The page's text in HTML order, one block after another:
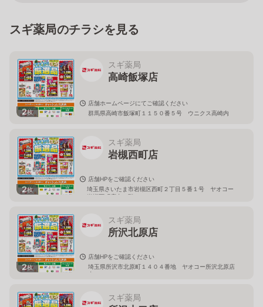
スギ薬局のチラシを見る
2枚
スギ薬局
高崎飯塚店
店舗ホームページにてご確認ください
群馬県高崎市飯塚町１１５０番５号 ウニクス高崎内
2枚
スギ薬局
岩槻西町店
店舗HPをご確認ください
埼玉県さいたま市岩槻区西町２丁目５番１号 ヤオコー
岩槻西町店内１階
2枚
スギ薬局
所沢北原店
店舗HPをご確認ください
埼玉県所沢市北原町１４０４番地 ヤオコー所沢北原店
内
スギ薬局